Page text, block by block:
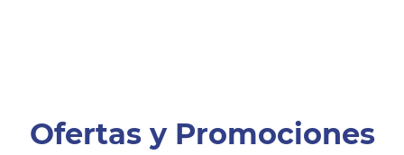
Ofertas y Promociones